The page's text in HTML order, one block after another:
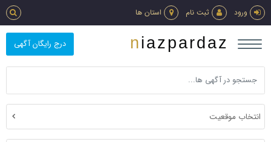
ورود ثبت نام استان ها
درج رایگان آگهی niazpardaz
انتخاب موقعیت